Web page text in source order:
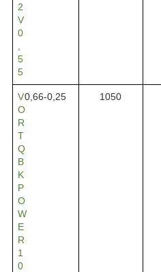
2
V
0
5
5
V
O
R
T
Q
B
K
P
O
W
E
R
1
0
0,66-0,25 1050